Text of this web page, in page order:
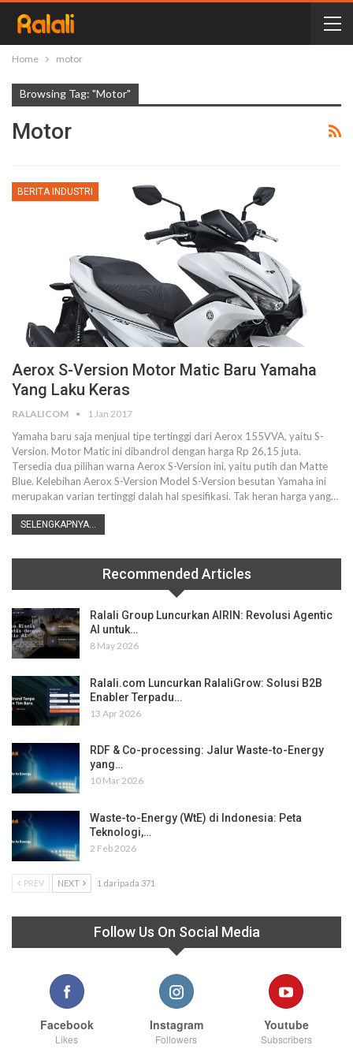
Home motor
Browsing Tag: "motor"
Motor
BERITA INDUSTRI
Aerox S-Version Motor Matic Baru Yamaha
Yang Laku Keras
RALALICOM 1 Jan 2017
Yamaha baru saja menjual tipe tertinggi dari Aerox 155VVA, yaitu S-
Version. Motor Matic ini dibandrol dengan harga Rp 26,15 juta.
Tersedia dua pilihan warna Aerox S-Version ini, yaitu putih dan Matte
Blue. Kelebihan Aerox S-Version Model S-Version besutan Yamaha ini
merupakan varian tertinggi dalah hal spesifikasi. Tak heran harga yang…
SELENGKAPNYA...
Recommended Articles
Ralali Group Luncurkan AIRIN: Revolusi Agentic
AI untuk…
8 May 2026
Ralali.com Luncurkan RalaliGrow: Solusi B2B
Enabler Terpadu…
13 Apr 2026
RDF & Co-processing: Jalur Waste-to-Energy
yang…
10 Mar 2026
Waste-to-Energy (WtE) di Indonesia: Peta
Teknologi,…
2 Feb 2026
PREV NEXT 1 daripada 371
Follow Us On Social Media
Facebook
Likes
Instagram
Followers
Youtube
Subscribers